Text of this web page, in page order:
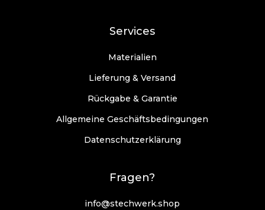
Services
Materialien
Lieferung & Versand
Rückgabe & Garantie
Allgemeine Geschäftsbedingungen
Datenschutzerklärung
Fragen?
info@stechwerk.shop